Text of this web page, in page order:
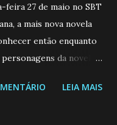
feira 27 de maio no SBT
a mais nova novela
então enquanto
da novela?
(CamilaLEIA MAIS